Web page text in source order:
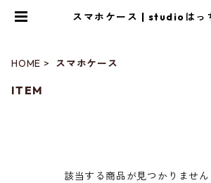
スマホケース | studioはっ
HOME スマホケース
ITEM
該当する商品が見つかりません